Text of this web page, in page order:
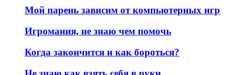
Мой парень зависим от компьютерных игр
Игромания, не знаю чем помочь
Когда закончится и как бороться?